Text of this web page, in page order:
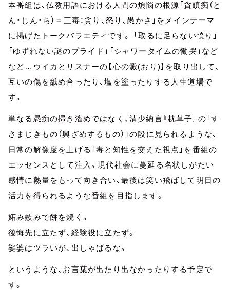
本番組は、仏教用語における人間の煩悩の根源「貪瞋痴（と
ん・じん・ち）＝三毒：貪り、怒り、愚かさ」をメインテーマ
に掲げたトークバラエティです。 「取るに足らない憤り」
「ゆずれない謎のプライド」「シャワータイムの慟哭」など
など…ウイカとリスナーの【心の澱(おり)】を取り出して、
互いの傷を舐め合ったり、塩を塗ったりする人生道場で
す。
単なる愚痴の掃き溜めではなく、清少納言『枕草子』の「す
さまじきもの（興ざめするもの）」の段に見られるような、
日常の解像度を上げる「毒と知性を交えた視点」を番組の
エッセンスとして注入。現代社会に蔓延る名状しがたい
感情に熱量をもって向き合い、最後は笑い飛ばして明日の
活力を得られるような番組を目指します。
妬み嫉みで餅を焼く。
後悔先に立たず、経験役に立たず。
娑婆はツラいが、出しゃばるな。
というような、お言葉が出たり出なかったりする予定で
す。